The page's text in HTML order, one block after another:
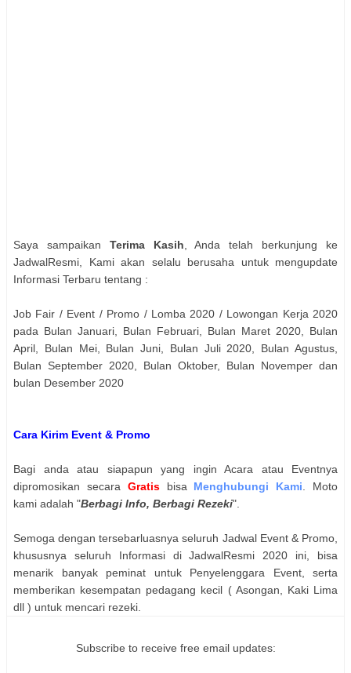
Saya sampaikan Terima Kasih , Anda telah berkunjung ke
JadwalResmi, Kami akan selalu berusaha untuk mengupdate
Informasi Terbaru tentang :
Job Fair / Event / Promo / Lomba 2020 / Lowongan Kerja 2020
pada Bulan Januari, Bulan Februari, Bulan Maret 2020, Bulan
April, Bulan Mei, Bulan Juni, Bulan Juli 2020, Bulan Agustus,
Bulan September 2020, Bulan Oktober, Bulan Novemper dan
bulan Desember 2020
Cara Kirim Event & Promo
Bagi anda atau siapapun yang ingin Acara atau Eventnya
dipromosikan secara Gratisbisa Menghubungi Kami . Moto
kami adalah "Berbagi Info, Berbagi Rezeki".
Semoga dengan tersebarluasnya seluruh Jadwal Event & Promo,
khususnya seluruh Informasi di JadwalResmi 2020 ini, bisa
menarik banyak peminat untuk Penyelenggara Event, serta
memberikan kesempatan pedagang kecil ( Asongan, Kaki Lima
dll ) untuk mencari rezeki.
Subscribe to receive free email updates: